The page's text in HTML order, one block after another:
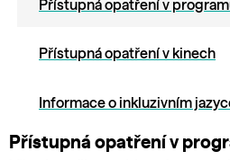
Přístupná opatření v
Přístupná opatření v kinech
Informace o inkluzivním
Přístupná opatření v